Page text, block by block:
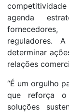
agenda
reguladores.
determinar
relações
“É um orgulho
que reforça
soluções